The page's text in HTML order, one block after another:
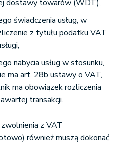
dostawy towarów (WDT),
świadczenia usług, w
z tytułu podatku VAT
nabycia usług w stosunku,
ma art. 28b ustawy o VAT,
ma obowiązek rozliczenia
transakcji.
z VAT
również muszą dokonać